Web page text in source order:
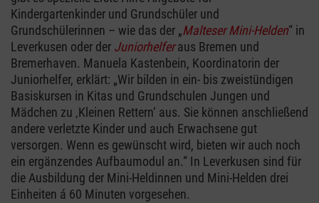
Kindergartenkinder und Grundschüler und
Grundschülerinnen – wie das der „Malteser Mini-Helden“ in
Leverkusen oder der Juniorhelferaus Bremen und
Bremerhaven. Manuela Kastenbein, Koordinatorin der
Juniorhelfer, erklärt: „Wir bilden in ein- bis zweistündigen
Basiskursen in Kitas und Grundschulen Jungen und
Mädchen zu ‚Kleinen Rettern‘ aus. Sie können anschließend
andere verletzte Kinder und auch Erwachsene gut
versorgen. Wenn es gewünscht wird, bieten wir auch noch
ein ergänzendes Aufbaumodul an.“ In Leverkusen sind für
die Ausbildung der Mini-Heldinnen und Mini-Helden drei
Einheiten á 60 Minuten vorgesehen.